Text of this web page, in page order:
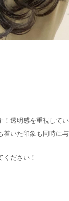
透明感を重視して
いた印象も同時に
ださい！